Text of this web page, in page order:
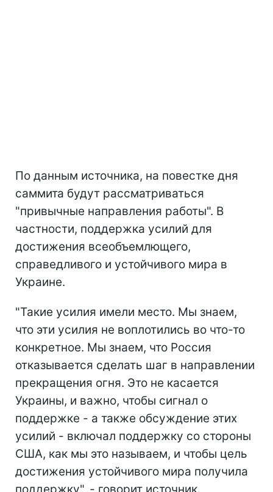
По данным источника, на повестке дня
саммита будут рассматриваться
"привычные направления работы". В
частности, поддержка усилий для
достижения всеобъемлющего,
справедливого и устойчивого мира в
Украине.
"Такие усилия имели место. Мы знаем,
что эти усилия не воплотились во что-то
конкретное. Мы знаем, что Россия
отказывается сделать шаг в направлении
прекращения огня. Это не касается
Украины, и важно, чтобы сигнал о
поддержке - а также обсуждение этих
усилий - включал поддержку со стороны
США, как мы это называем, и чтобы цель
достижения устойчивого мира получила
поддержку", - говорит источник.